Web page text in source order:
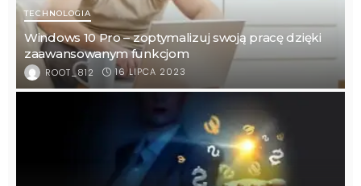
TECHNOLOGIA
Windows 10 Pro – zoptymalizuj swoją pracę dzięki
zaawansowanym funkcjom
ROOT_812 16 LIPCA 2023